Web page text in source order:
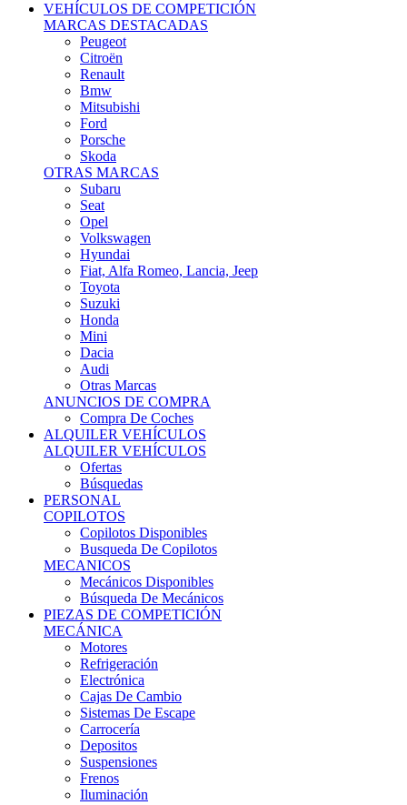
VEHÍCULOS DE COMPETICIÓN
MARCAS DESTACADAS
Peugeot
Citroën
Renault
Bmw
Mitsubishi
Ford
Porsche
Skoda
OTRAS MARCAS
Subaru
Seat
Opel
Volkswagen
Hyundai
Fiat, Alfa Romeo, Lancia, Jeep
Toyota
Suzuki
Honda
Mini
Dacia
Audi
Otras Marcas
ANUNCIOS DE COMPRA
Compra De Coches
ALQUILER VEHÍCULOS
ALQUILER VEHÍCULOS
Ofertas
Búsquedas
PERSONAL
COPILOTOS
Copilotos Disponibles
Busqueda De Copilotos
MECANICOS
Mecánicos Disponibles
Búsqueda De Mecánicos
PIEZAS DE COMPETICIÓN
MECÁNICA
Motores
Refrigeración
Electrónica
Cajas De Cambio
Sistemas De Escape
Carrocería
Depositos
Suspensiones
Frenos
Iluminación